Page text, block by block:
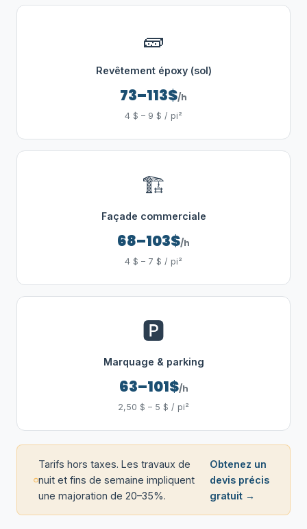
🧱
Revêtement époxy (sol)
73–113$/h
4 $ – 9 $ / pi²
🏗️
Façade commerciale
68–103$/h
4 $ – 7 $ / pi²
🅿️
Marquage & parking
63–101$/h
2,50 $ – 5 $ / pi²
Tarifs hors taxes. Les travaux de
nuit et fins de semaine impliquent
une majoration de 20–35%.
Obtenez un
devis précis
gratuit →